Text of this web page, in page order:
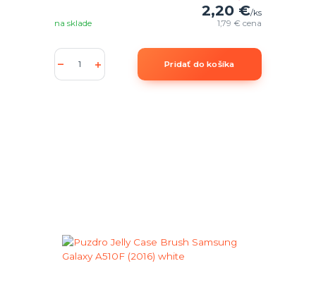
2,20 €/ks
1,79 €cena
na sklade
Pridať do košíka